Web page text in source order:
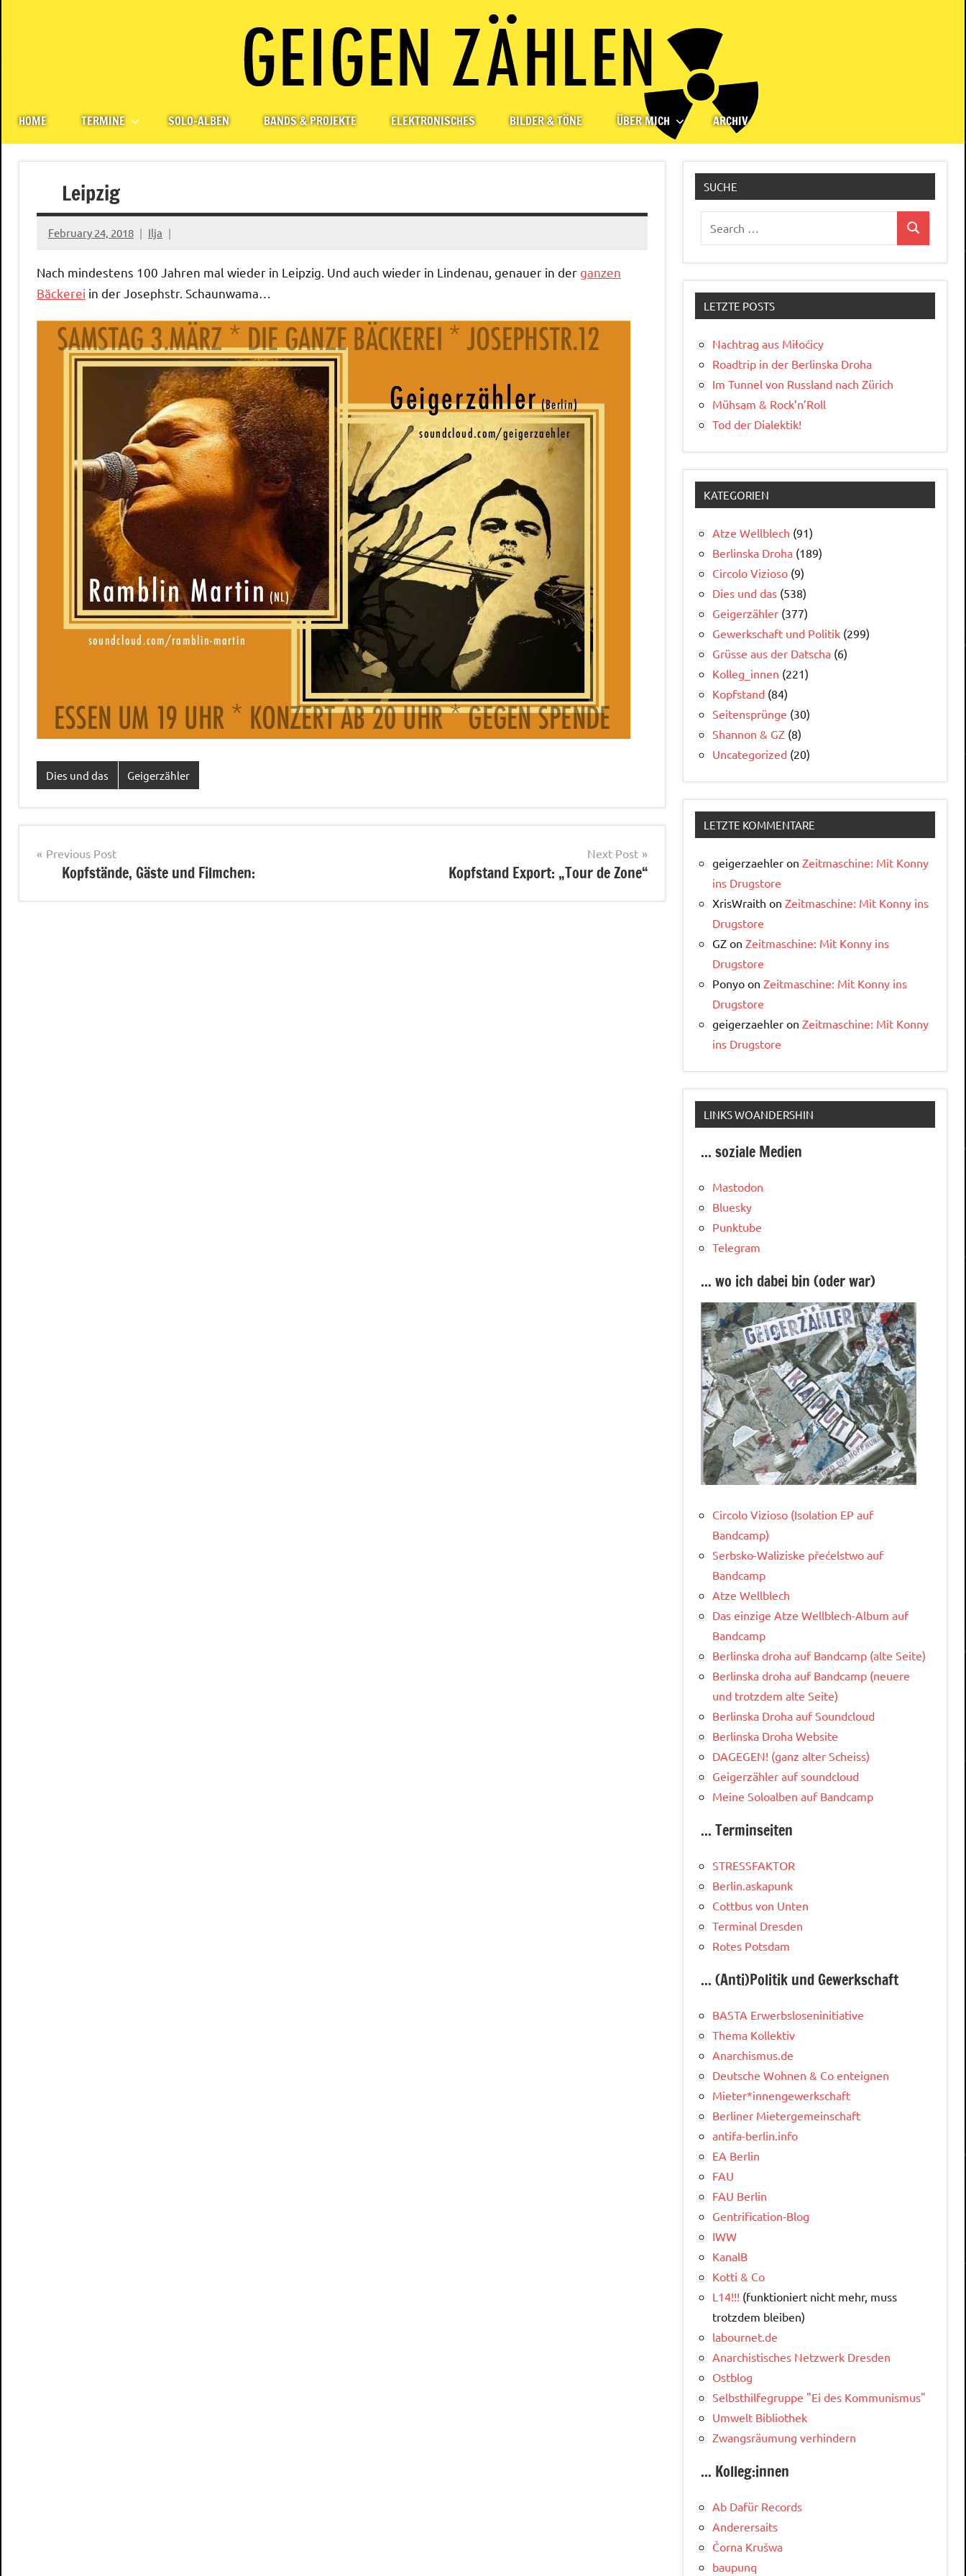
Geigerzähler
HOME TERMINE SOLO-ALBEN BANDS & PROJEKTE ELEKTRONISCHES BILDER & TÖNE ÜBER MICH ARCHIV
Leipzig
February 24, 2018 Ilja
Nach mindestens 100 Jahren mal wieder in Leipzig. Und auch wieder in Lindenau, genauer in der ganzen
Bäckerei in der Josephstr. Schaunwama…
Dies und das Geigerzähler
Post
navigation
Previous Post
Kopfstände, Gäste und Filmchen:
Next Post
Kopfstand Export: „Tour de Zone“
SUCHE
for:
Search
LETZTE POSTS
Nachtrag aus Miłoćicy
Roadtrip in der Berlinska Droha
Im Tunnel von Russland nach Zürich
Mühsam & Rock’n’Roll
Tod der Dialektik!
KATEGORIEN
Atze Wellblech (91)
Berlinska Droha (189)
Circolo Vizioso (9)
Dies und das (538)
Geigerzähler (377)
Gewerkschaft und Politik (299)
Grüsse aus der Datscha (6)
Kolleg_innen (221)
Kopfstand (84)
Seitensprünge (30)
Shannon & GZ (8)
Uncategorized (20)
LETZTE KOMMENTARE
geigerzaehler on Zeitmaschine: Mit Konny
ins Drugstore
XrisWraith on Zeitmaschine: Mit Konny ins
Drugstore
GZ on Zeitmaschine: Mit Konny ins
Drugstore
Ponyo on Zeitmaschine: Mit Konny ins
Drugstore
geigerzaehler on Zeitmaschine: Mit Konny
ins Drugstore
LINKS WOANDERSHIN
... soziale Medien
Mastodon
Bluesky
Punktube
Telegram
... wo ich dabei bin (oder war)
Circolo Vizioso (Isolation EP auf
Bandcamp)
Serbsko-Waliziske přećelstwo auf
Bandcamp
Atze Wellblech
Das einzige Atze Wellblech-Album auf
Bandcamp
Berlinska droha auf Bandcamp (alte Seite)
Berlinska droha auf Bandcamp (neuere
und trotzdem alte Seite)
Berlinska Droha auf Soundcloud
Berlinska Droha Website
DAGEGEN! (ganz alter Scheiss)
Geigerzähler auf soundcloud
Meine Soloalben auf Bandcamp
... Terminseiten
STRESSFAKTOR
Berlin.askapunk
Cottbus von Unten
Terminal Dresden
Rotes Potsdam
... (Anti)Politik und Gewerkschaft
BASTA Erwerbsloseninitiative
Thema Kollektiv
Anarchismus.de
Deutsche Wohnen & Co enteignen
Mieter*innengewerkschaft
Berliner Mietergemeinschaft
antifa-berlin.info
EA Berlin
FAU
FAU Berlin
Gentrification-Blog
IWW
KanalB
Kotti & Co
L14!!! (funktioniert nicht mehr, muss
trotzdem bleiben)
labournet.de
Anarchistisches Netzwerk Dresden
Ostblog
Selbsthilfegruppe "Ei des Kommunismus"
Umwelt Bibliothek
Zwangsräumung verhindern
... Kolleg:innen
Ab Dafür Records
Anderersaits
Čorna Krušwa
baupunq